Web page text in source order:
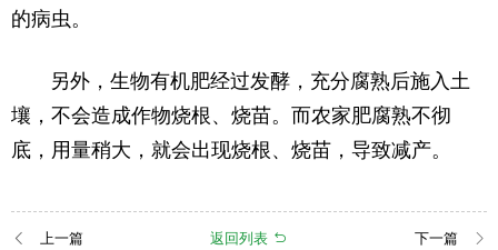
的病虫。
另外，生物有机肥经过发酵，充分腐熟后施入土
壤，不会造成作物烧根、烧苗。而农家肥腐熟不彻
底，用量稍大，就会出现烧根、烧苗，导致减产。
 上一篇 返回列表  下一篇 